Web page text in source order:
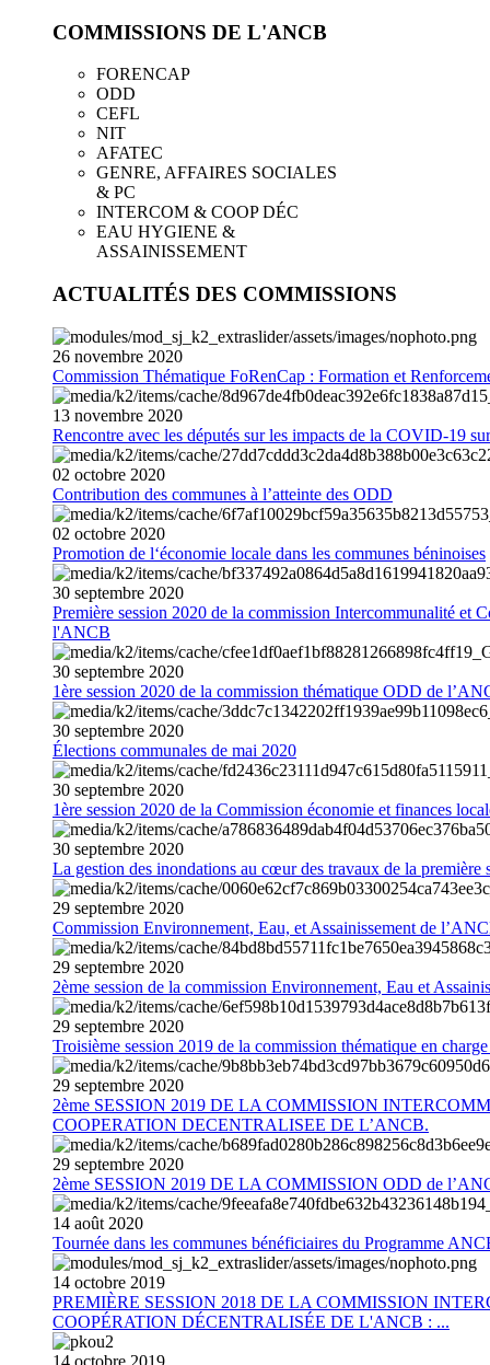
COMMISSIONS DE L'ANCB
FORENCAP
ODD
CEFL
NIT
AFATEC
GENRE, AFFAIRES SOCIALES
& PC
INTERCOM & COOP DÉC
EAU HYGIENE &
ASSAINISSEMENT
ACTUALITÉS DES COMMISSIONS
26 novembre 2020
Commission Thématique FoRenCap : Formation et
13 novembre 2020
Rencontre avec les députés sur les impacts de la COVID-19
02 octobre 2020
Contribution des communes à l’atteinte des ODD
02 octobre 2020
Promotion de l‘économie locale dans les communes béninoises
30 septembre 2020
Première session 2020 de la commission Intercommunalité et
l'ANCB
30 septembre 2020
1ère session 2020 de la commission thématique ODD de
30 septembre 2020
Élections communales de mai 2020
30 septembre 2020
1ère session 2020 de la Commission économie et finances
30 septembre 2020
La gestion des inondations au cœur des travaux de la première
29 septembre 2020
Commission Environnement, Eau, et Assainissement de
29 septembre 2020
2ème session de la commission Environnement, Eau et
29 septembre 2020
Troisième session 2019 de la commission thématique en
29 septembre 2020
2ème SESSION 2019 DE LA COMMISSION
COOPERATION DECENTRALISEE DE L’ANCB.
29 septembre 2020
2ème SESSION 2019 DE LA COMMISSION ODD de
14 août 2020
Tournée dans les communes bénéficiaires du Programme
14 octobre 2019
PREMIÈRE SESSION 2018 DE LA COMMISSION
COOPÉRATION DÉCENTRALISÉE DE L'ANCB : ...
14 octobre 2019